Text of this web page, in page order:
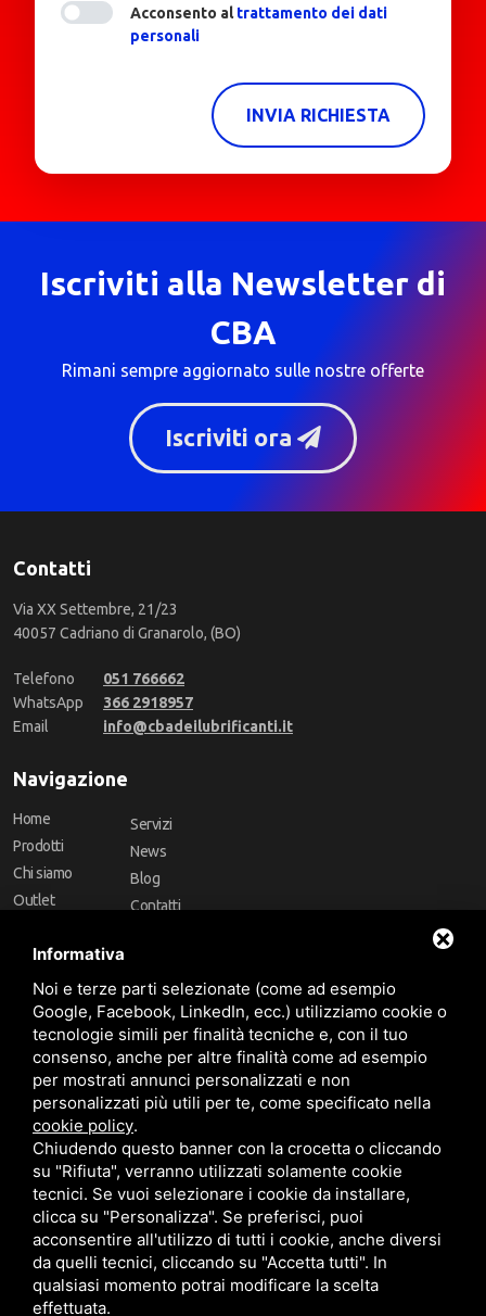
Acconsento altrattamento dei dati
personali
INVIA RICHIESTA
Iscriviti alla Newsletter di
CBA
Rimani sempre aggiornato sulle nostre offerte
Iscriviti ora
Contatti
Via XX Settembre, 21/23
40057 Cadriano di Granarolo, (BO)
Telefono
051 766662
WhatsApp
366 2918957
Email
info@cbadeilubrificanti.it
Navigazione
Home
Prodotti
Chi siamo
Outlet
Marchi
Servizi
News
Blog
Contatti
Follow Us
Area riservata
CBA dei Lubrificanti Spa - P. IVA 00624811204 - Codice fiscale 03472740376
R.E.A. n° 293659 - REG. IMPRESE BO Capitale Sociale €. 120.000 int. versati -
Sitemap Questo sito è protetto da Google reCAPTCHA v3,
Informativa
Noi e terze parti selezionate (come ad esempio
Google, Facebook, LinkedIn, ecc.) utilizziamo cookie o
tecnologie simili per finalità tecniche e, con il tuo
consenso, anche per altre finalità come ad esempio
per mostrati annunci personalizzati e non
personalizzati più utili per te, come specificato nella
cookie policy.
Chiudendo questo banner con la crocetta o cliccando
su "Rifiuta", verranno utilizzati solamente cookie
tecnici. Se vuoi selezionare i cookie da installare,
clicca su "Personalizza". Se preferisci, puoi
acconsentire all'utilizzo di tutti i cookie, anche diversi
da quelli tecnici, cliccando su "Accetta tutti". In
qualsiasi momento potrai modificare la scelta
effettuata.